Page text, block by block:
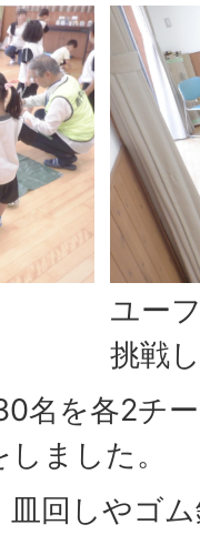
ユー
挑戦
名を各2チ
ました。
回しやゴ